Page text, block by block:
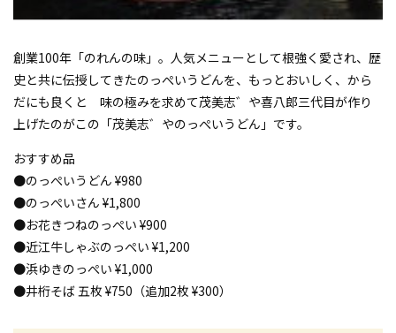
創業100年「のれんの味」。人気メニューとして根強く愛され、歴
史と共に伝授してきたのっぺいうどんを、もっとおいしく、から
だにも良くと 味の極みを求めて茂美志゛や喜八郎三代目が作り
上げたのがこの「茂美志゛やのっぺいうどん」です。
おすすめ品
●のっぺいうどん ¥980
●のっぺいさん ¥1,800
●お花きつねのっぺい ¥900
●近江牛しゃぶのっぺい ¥1,200
●浜ゆきのっぺい ¥1,000
●井桁そば 五枚 ¥750（追加2枚 ¥300）